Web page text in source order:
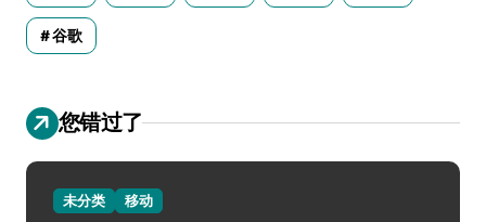
谷歌
您错过了
未分类 移动